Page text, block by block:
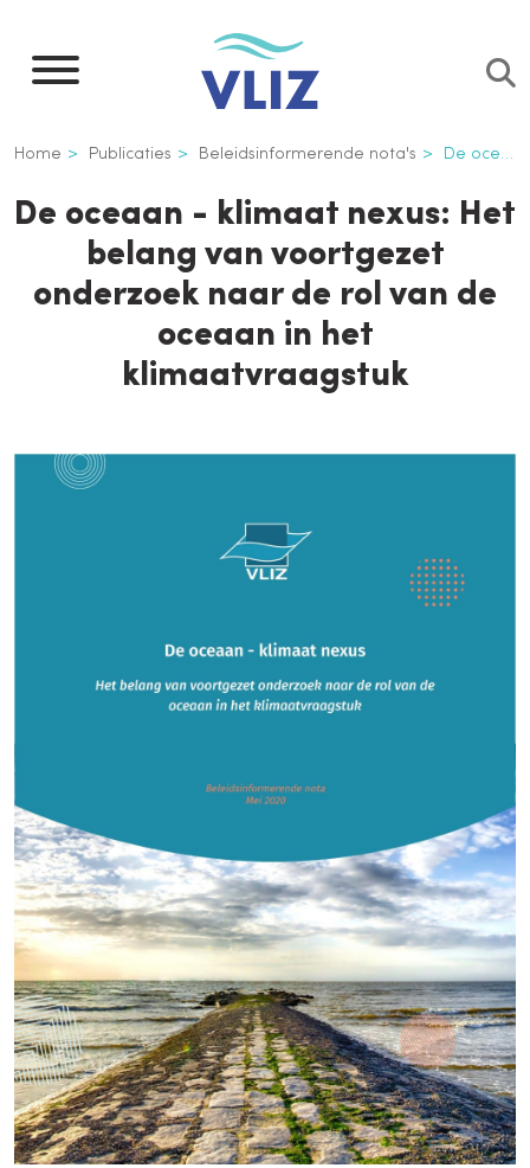
naar
inhoud
gaan
Kruimelpad
Home Publicaties Beleidsinformerende nota's De oceaan - klimaat nexus: Het belang van voortgezet onderzoek naar de rol van de oceaan in het klimaatvraagstuk
De oceaan - klimaat nexus: Het
belang van voortgezet
onderzoek naar de rol van de
oceaan in het
klimaatvraagstuk